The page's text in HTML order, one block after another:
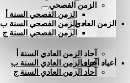
الزمن الفصحي
الزمن الفصحي السنة أ
الزمن الفصحي السنة ب
الزمن الفصحي السنة ج
الزمن العادي
آحاد الزمن العادي السنة أ
آحاد الزمن العادي السنة ب
آحاد الزمن العادي السنة ج
أعياد أخرى